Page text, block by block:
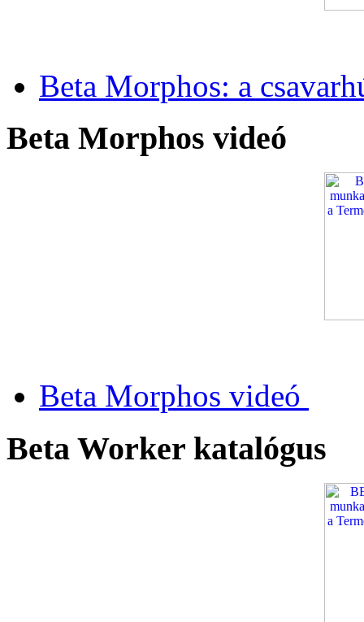
Beta Morphos: a
Beta Morphos videó
Beta Morphos videó
Beta Worker katalógus